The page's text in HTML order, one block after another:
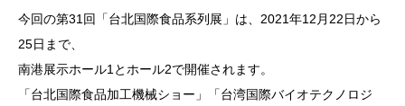
今回の第31回「台北国際食品系列展」は、2021年12月22日から
25日まで、
南港展示ホール1とホール2で開催されます。
「台北国際食品加工機械ショー」「台湾国際バイオテクノロジ